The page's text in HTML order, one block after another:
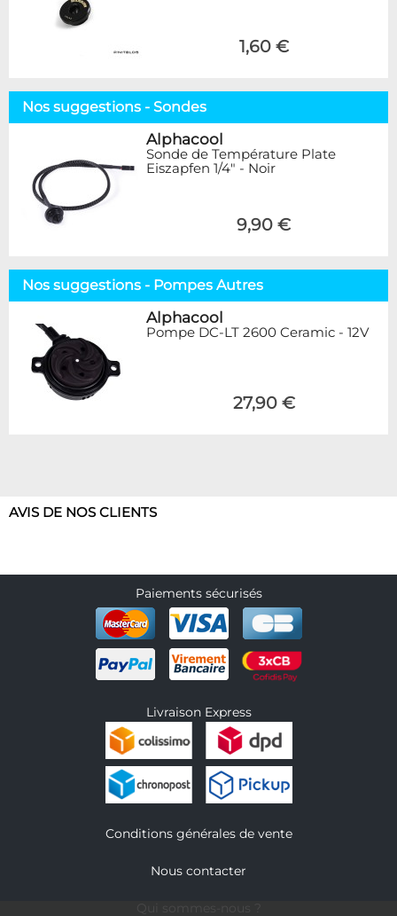
1,60 €
Nos suggestions - Sondes
Alphacool
Sonde de Température Plate
Eiszapfen 1/4" - Noir
9,90 €
Nos suggestions - Pompes Autres
Alphacool
Pompe DC-LT 2600 Ceramic - 12V
27,90 €
AVIS DE NOS CLIENTS
Paiements sécurisés
Livraison Express
Conditions générales de vente
Nous contacter